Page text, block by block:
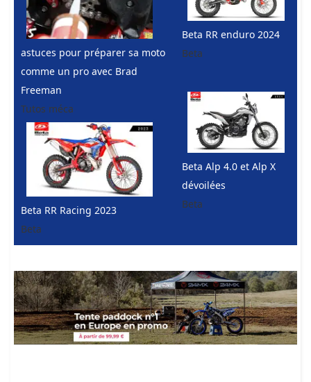
astuces pour préparer sa moto
comme un pro avec Brad
Freeman
Tutos méca
Beta RR Racing 2023
Beta
Beta RR enduro 2024
Beta
Beta Alp 4.0 et Alp X
dévoilées
Beta